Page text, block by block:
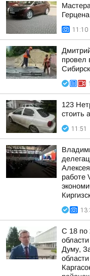
11:10
провел
123
стоить
11:51
работе
С 18 по
Думу,